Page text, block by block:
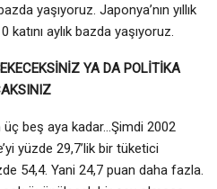
yaşıyoruz. Japonya’nın yıllık
katını aylık bazda yaşıyoruz.
YA DA POLİTİKA
beş aya kadar…Şimdi 2002
yüzde 29,7’lik bir tüketici
54,4. Yani 24,7 puan daha fazla.